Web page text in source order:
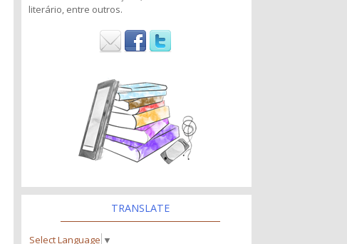
literário, entre outros.
TRANSLATE
Select Language ▼